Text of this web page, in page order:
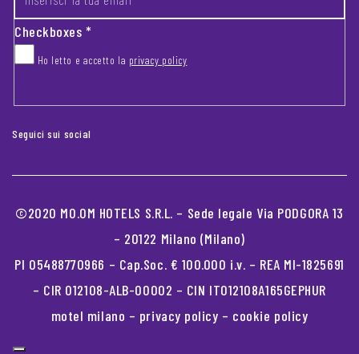
Checkboxes*
Ho letto e accetto la privacy policy
Seguici sui social
©2020 MO.OM HOTELS S.R.L. – Sede legale Via PODGORA 13
– 20122 Milano (Milano)
PI 05488770966 – Cap.Soc. € 100.000 i.v. – REA MI-1825691
– CIR 012108-ALB-00002 – CIN IT012108A165GEPHUR
motel milano – privacy policy – cookie policy